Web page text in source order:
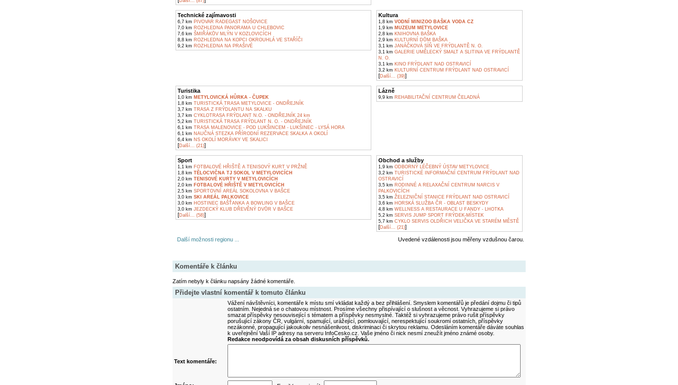
Technické zajímavosti
6,7 km PIVOVAR RADEGAST NOŠOVICE
7,0 km ROZHLEDNA PANORAMA U CHLEBOVIC
7,6 km ŠMIŘÁKŮV MLÝN V KOZLOVICÍCH
8,8 km ROZHLEDNA NA KOPCI OKROUHLÁ VE STAŘÍČI
9,2 km ROZHLEDNA NA PRAŠIVÉ
Kultura
1,8 km VODNÍ MINIZOO BAŠKA VODA CZ
1,9 km MUZEUM METYLOVICE
2,8 km KNIHOVNA BAŠKA
2,9 km KULTURNÍ DŮM BAŠKA
3,1 km JANÁČKOVÁ SÍŇ VE FRÝDLANTĚ N. O.
3,1 km GALERIE UMĚLECKÝ SMALT A SLITINA VE FRÝDLANTĚ
N. O.
3,1 km KINO FRÝDLANT NAD OSTRAVICÍ
3,2 km KULTURNÍ CENTRUM FRÝDLANT NAD OSTRAVICÍ
[Další... (39)]
Turistika
1,0 km METYLOVICKÁ HŮRKA - ČUPEK
1,8 km TURISTICKÁ TRASA METYLOVICE - ONDŘEJNÍK
3,7 km TRASA Z FRÝDLANTU NA SKALKU
3,7 km CYKLOTRASA FRÝDLANT N.O. - ONDŘEJNÍK 24 km
5,2 km TURISTICKÁ TRASA FRÝDLANT N. O. - ONDŘEJNÍK
6,1 km TRASA MALENOVICE - POD LUKŠINCEM - LUKŠINEC - LYSÁ HORA
6,1 km NAUČNÁ STEZKA PŘÍRODNÍ REZERVACE SKALKA A OKOLÍ
6,4 km NS OKOLÍ MORÁVKY VE SKALICI
[Další... (21)]
Lázně
9,9 km REHABILITAČNÍ CENTRUM ČELADNÁ
Sport
1,1 km FOTBALOVÉ HŘIŠTĚ A TENISOVÝ KURT V PRŽNĚ
1,8 km TĚLOCVIČNA TJ SOKOL V METYLOVICÍCH
2,0 km TENISOVÉ KURTY V METYLOVICÍCH
2,0 km FOTBALOVÉ HŘIŠTĚ V METYLOVICÍCH
2,5 km SPORTOVNÍ AREÁL SOKOLOVNA V BAŠCE
3,0 km SKI AREÁL PALKOVICE
3,0 km HOSTINEC BAŠŤANKA A BOWLING V BAŠCE
3,0 km JEZDECKÝ KLUB DŘEVĚNÝ DVŮR V BAŠCE
[Další... (58)]
Obchod a služby
1,9 km ODBORNÝ LÉČEBNÝ ÚSTAV METYLOVICE
3,2 km TURISTICKÉ INFORMAČNÍ CENTRUM FRÝDLANT NAD
OSTRAVICÍ
3,5 km RODINNÉ A RELAXAČNÍ CENTRUM NARCIS V
PALKOVICÍCH
3,5 km ŽELEZNIČNÍ STANICE FRÝDLANT NAD OSTRAVICÍ
3,6 km HORSKÁ SLUŽBA ČR - OBLAST BESKYDY
4,8 km WELLNESS A RESTAURACE U FANDY - LHOTKA
5,2 km SERVIS JUMP SPORT FRÝDEK-MÍSTEK
5,7 km CYKLO SERVIS OLDŘICH VELIČKA VE STARÉM MĚSTĚ
[Další... (21)]
Další možnosti regionu ... Uvedené vzdálenosti jsou měřeny vzdušnou čarou.
Komentáře k článku
Zatím nebyly k článku napsány žádné komentáře.
Přidejte vlastní komentář k tomuto článku
Vážení návštěvníci, komentáře k místu smí vkládat každý a bez přihlášení. Smyslem komentářů je předání dojmu či tipů
ostatním. Nejedná se o chatovou místnost. Prosíme všechny přispívající o slušnost a věcnost. Vyhrazujeme si právo
smazat příspěvky nesouvisející s tématem a příspěvky nesmyslné. Taktéž si vyhrazujeme právo rušit příspěvky
porušující zákony ČR, vulgární, spamující, urážející, pomlouvající, nerespektující soukromí ostatních, příspěvky
nezákonné, propagující jakoukoliv nesnášenlivost, diskriminaci či skrytou reklamu. Odesláním komentáře dáváte souhlas
k uveřejnění Vaší IP adresy na serveru InfoCesko.cz. Vaše jméno či nick nesmí zneužít jméno známé osoby.
Redakce neodpovídá za obsah diskusních příspěvků.
Text komentáře: